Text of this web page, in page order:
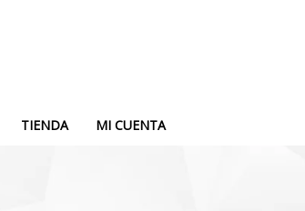
TIENDA MI CUENTA